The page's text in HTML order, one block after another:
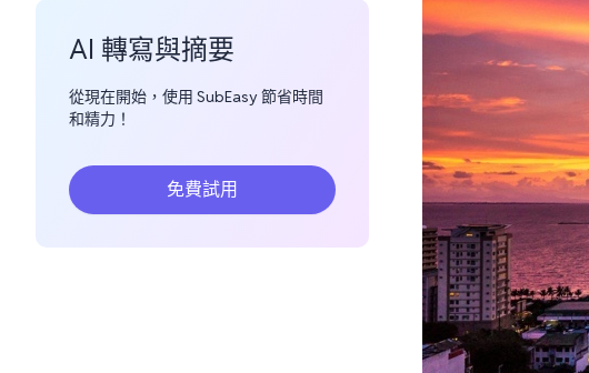
AI 轉寫與摘要
從現在開始，使用 SubEasy 節省時間
和精力！
免費試用